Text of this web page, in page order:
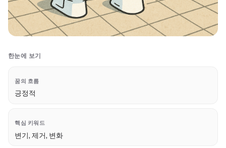
한눈에 보기
꿈의 흐름
긍정적
핵심 키워드
변기, 제거, 변화